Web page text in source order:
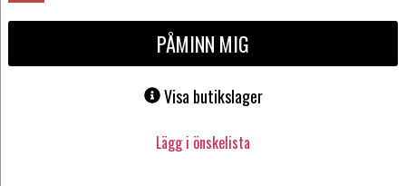
PÅMINN MIG
Visa butikslager
Lägg i önskelista